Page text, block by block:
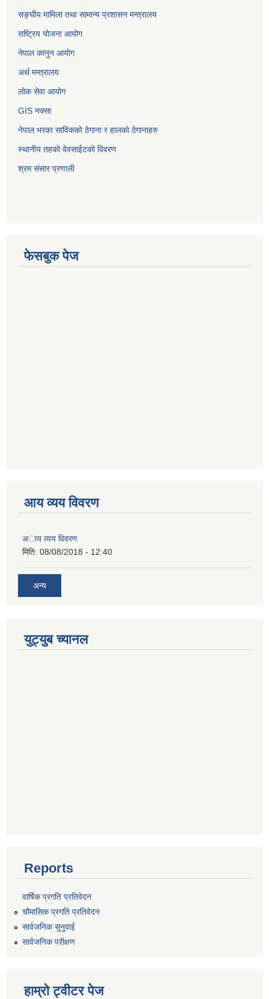
सङ्‍घीय मामिला तथा सामान्य प्रशासन मन्त्रालय
राष्ट्रिय योजना आयोग
नेपाल कानुन आयोग
अर्थ मन्त्रालय
लोक सेवा आयोग
GIS नक्सा
नेपाल भरका साविककाे ठेगाना र हालकाे ठेगानाहरु
स्थानीय तहको वेवसाईटको विवरण
श्रम संसार प्रणाली
फेसबुक पेज
आय व्यय विवरण
अाय व्यय विवरण
मिति: 08/08/2018 - 12:40
अन्य
युट्युब च्यानल
Reports
वार्षिक प्रगति प्रतिवेदन
चौमासिक प्रगति प्रतिवेदन
सार्वजनिक सुनुवाई
सार्वजनिक परीक्षण
हाम्रो ट्वीटर पेज